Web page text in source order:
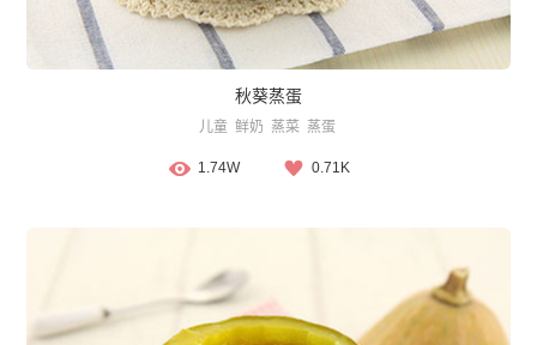
秋葵蒸蛋
儿童 鲜奶 蒸菜 蒸蛋
1.74W 0.71K